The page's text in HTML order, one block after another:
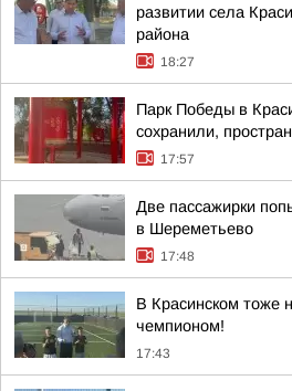
развитии села
района
18:27
Парк Победы в
сохранили,
17:57
Две пассажирки
в Шереметьево
17:48
В Красинском тоже
чемпионом!
17:43